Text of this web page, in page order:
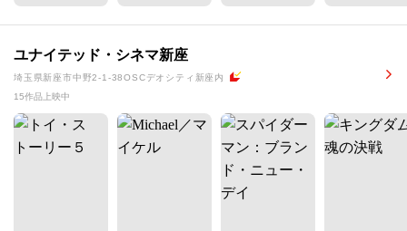
ユナイテッド・シネマ新座
埼玉県新座市中野2-1-38OSCデオシティ新座内
15作品上映中